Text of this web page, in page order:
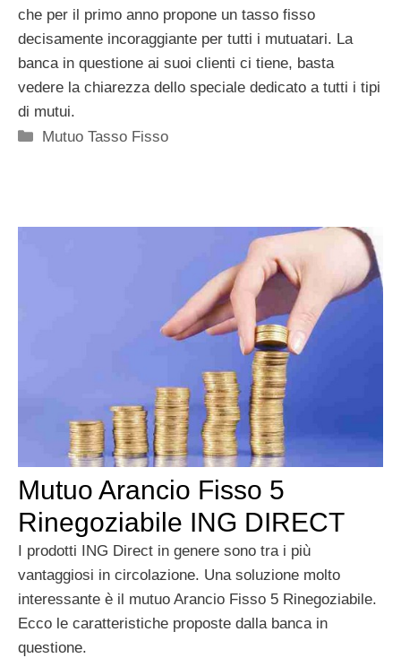
che per il primo anno propone un tasso fisso
decisamente incoraggiante per tutti i mutuatari. La
banca in questione ai suoi clienti ci tiene, basta
vedere la chiarezza dello speciale dedicato a tutti i tipi
di mutui.
Categorie
Mutuo Tasso Fisso
Mutuo Arancio Fisso 5
Rinegoziabile ING DIRECT
I prodotti ING Direct in genere sono tra i più
vantaggiosi in circolazione. Una soluzione molto
interessante è il mutuo Arancio Fisso 5 Rinegoziabile.
Ecco le caratteristiche proposte dalla banca in
questione.